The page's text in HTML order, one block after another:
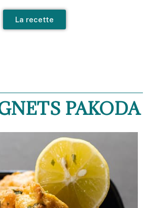
La recette
PAKODA